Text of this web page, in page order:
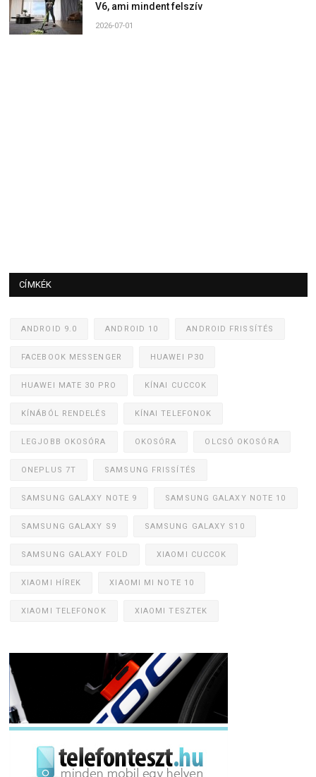
V6, ami mindent felszív
2026-07-01
CÍMKÉK
ANDROID 9.0 ANDROID 10 ANDROID FRISSÍTÉS
FACEBOOK MESSENGER HUAWEI P30
HUAWEI MATE 30 PRO KÍNAI CUCCOK
KÍNÁBÓL RENDELÉS KÍNAI TELEFONOK
LEGJOBB OKOSÓRA OKOSÓRA OLCSÓ OKOSÓRA
ONEPLUS 7T SAMSUNG FRISSÍTÉS
SAMSUNG GALAXY NOTE 9 SAMSUNG GALAXY NOTE 10
SAMSUNG GALAXY S9 SAMSUNG GALAXY S10
SAMSUNG GALAXY FOLD XIAOMI CUCCOK
XIAOMI HÍREK XIAOMI MI NOTE 10
XIAOMI TELEFONOK XIAOMI TESZTEK